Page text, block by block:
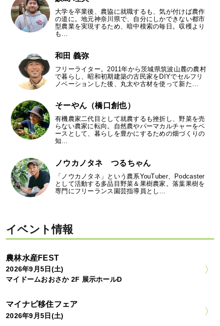
大学を卒業後、農協に就職するも、気が付けば農作
の道に。地元神奈川県で、自分にしかできない都市
型農業を実現するため、暗中模索の毎日。収穫より
も…
和田 義弥
フリーライター。2011年から茨城県筑波山麓の農村
で暮らし、昭和初期建築の古民家をDIYでセルフリ
ノベーションした後、丸太や古材を使って新た…
そーやん（橋口創也）
有機農家二代目として就農するも挫折し、野菜を売
らない農家に転向。自然農やパーマカルチャーをベ
ースとして、暮らしを豊かにするための畑づくりの
知…
ノウカノタネ つるちゃん
「ノウカノタネ」という農系YouTuber、Podcaster
として活動する多品目野菜＆果樹農家。落葉果樹を
専門にフリーランス園芸指導員とし…
イベント情報
農林水産FEST
2026年9月5日(土)
マイドームおおさか 2F 展示ホールD
マイナビ移住フェア
2026年9月5日(土)